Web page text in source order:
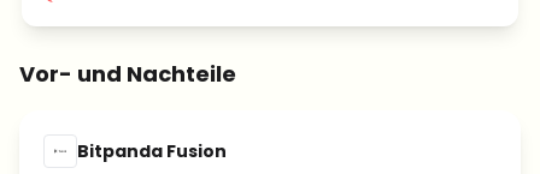
Vor- und Nachteile
Bitpanda Fusion